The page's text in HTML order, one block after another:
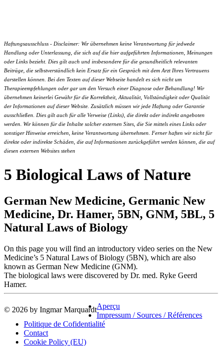
Haftungsausschluss - Disclaimer: Wir übernehmen keine Verantwortung für jedwede
Handlung oder Unterlassung, die sich auf die hier aufgeführten Informationen, Meinungen
oder Links bezieht. Dies gilt auch und insbesondere für die gesundheitlich relevanten
Beiträge, die selbstverständlich kein Ersatz für ein Gespräch mit dem Arzt Ihres Vertrauens
darstellen können. Bei den Texten auf dieser Webseite handelt es sich nicht um
Therapieempfehlungen oder gar um den Versuch einer Diagnose oder Behandlung! Wir
übernehmen keinerlei Gewähr für die Korrektheit, Aktualität, Vollständigkeit oder Qualität
der Informationen auf dieser Website. Zusätzlich müssen wir jede Haftung oder Garantie
ausschließen. Dies gilt auch für alle Verweise (Links), die direkt oder indirekt angeboten
werden. Wir können für die Inhalte solcher externen Sites, die Sie mittels eines Links oder
sonstiger Hinweise erreichen, keine Verantwortung übernehmen. Ferner haften wir nicht für
direkte oder indirekte Schäden, die auf Informationen zurückgeführt werden können, die auf
diesen externen Websites stehen
5 Biological Laws of Nature
German New Medicine, Germanic New
Medicine, Dr. Hamer, 5BN, GNM, 5BL, 5
Natural Laws of Biology
On this page you will find an introductory video series on the New
Medicine’s 5 Natural Laws of Biology (5BN), which are also
known as German New Medicine (GNM).
The biological laws were discovered by Dr. med. Ryke Geerd
Hamer.
© 2026 by Ingmar MarquardtAperçu
Impressum / Sources / Références
Politique de Cofidentialité
Contact
Cookie Policy (EU)